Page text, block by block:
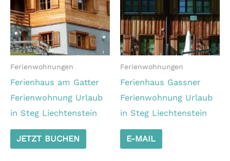
Ferienwohnungen
Ferienhaus am Gatter
Ferienwohnung Urlaub
in Steg Liechtenstein
JETZT BUCHEN
Ferienwohnungen
Ferienhaus Gassner
Ferienwohnung Urlaub
in Steg Liechtenstein
E-MAIL